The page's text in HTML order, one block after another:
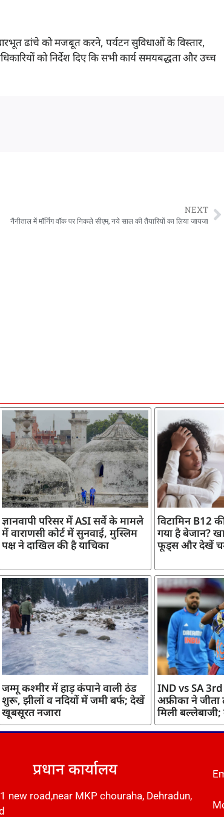
ढांचे को मजबूत करने, पर्यटन सुविधाओं के विस्तार,
को निर्देश दिए कि सभी कार्य समयबद्धता और उच्च
NEXT
नैनीताल में मॉर्निग वॉक पर निकले सीएम, नये साल की तैयारियों का लिया जायजा
ज्ञानवापी परिसर में ASI सर्वे के मामले
में वाराणसी कोर्ट में सुनवाई, मुस्लिम
पक्ष ने दाखिल की है याचिका
विटामिन B12
गया है बेजान?
फूड्स और देखें
जम्मू कश्मीर में हाड़ कंपाने वाली ठंड
शुरू, झीलों व नदियों में जमी बर्फ; देखें
खूबसूरत नजारा
IND vs SA
अफ्रीका ने
मिली
प्रधान कार्यालय
new road,near MKP chouraha, Dehradun,